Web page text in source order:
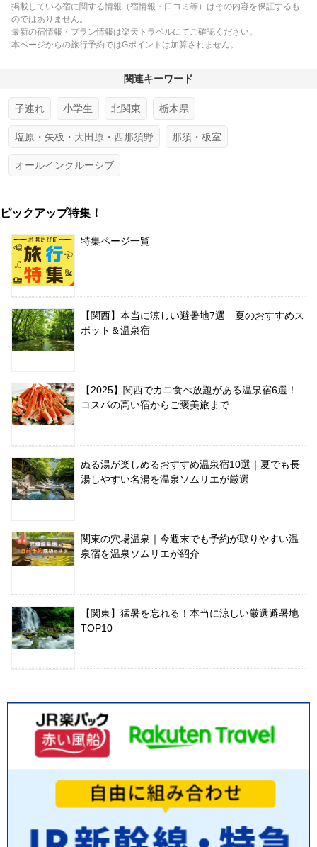
掲載している宿に関する情報（宿情報・口コミ等）はその内容を保証するも
のではありません。
最新の宿情報・プラン情報は楽天トラベルにてご確認ください。
本ページからの旅行予約ではGポイントは加算されません。
関連キーワード
子連れ 小学生 北関東 栃木県
塩原・矢板・大田原・西那須野 那須・板室
オールインクルーシブ
ピックアップ特集！
特集ページ一覧
【関西】本当に涼しい避暑地7選 夏のおすすめス
ポット＆温泉宿
【2025】関西でカニ食べ放題がある温泉宿6選！
コスパの高い宿からご褒美旅まで
ぬる湯が楽しめるおすすめ温泉宿10選｜夏でも長
湯しやすい名湯を温泉ソムリエが厳選
関東の穴場温泉｜今週末でも予約が取りやすい温
泉宿を温泉ソムリエが紹介
【関東】猛暑を忘れる！本当に涼しい厳選避暑地
TOP10